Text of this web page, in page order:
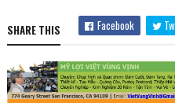
SHARE THIS Facebook